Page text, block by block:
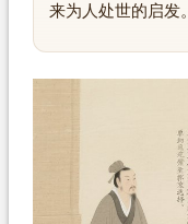
来为人处世的启发。